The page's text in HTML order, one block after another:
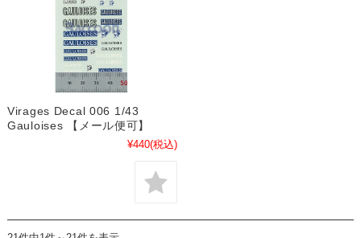
Virages Decal 006 1/43
Gauloises 【メール便可】
¥440(税込)